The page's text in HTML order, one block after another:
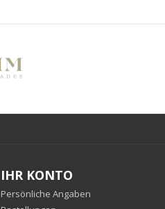
IHR KONTO
Persönliche Angaben